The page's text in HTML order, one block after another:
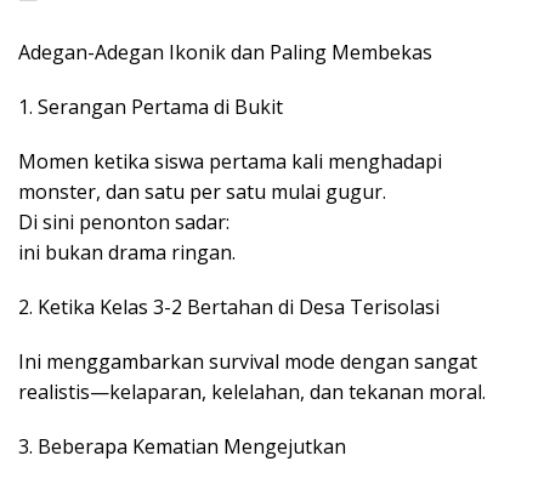
Adegan-Adegan Ikonik dan Paling Membekas
1. Serangan Pertama di Bukit
Momen ketika siswa pertama kali menghadapi
monster, dan satu per satu mulai gugur.
Di sini penonton sadar:
ini bukan drama ringan.
2. Ketika Kelas 3-2 Bertahan di Desa Terisolasi
Ini menggambarkan survival mode dengan sangat
realistis—kelaparan, kelelahan, dan tekanan moral.
3. Beberapa Kematian Mengejutkan